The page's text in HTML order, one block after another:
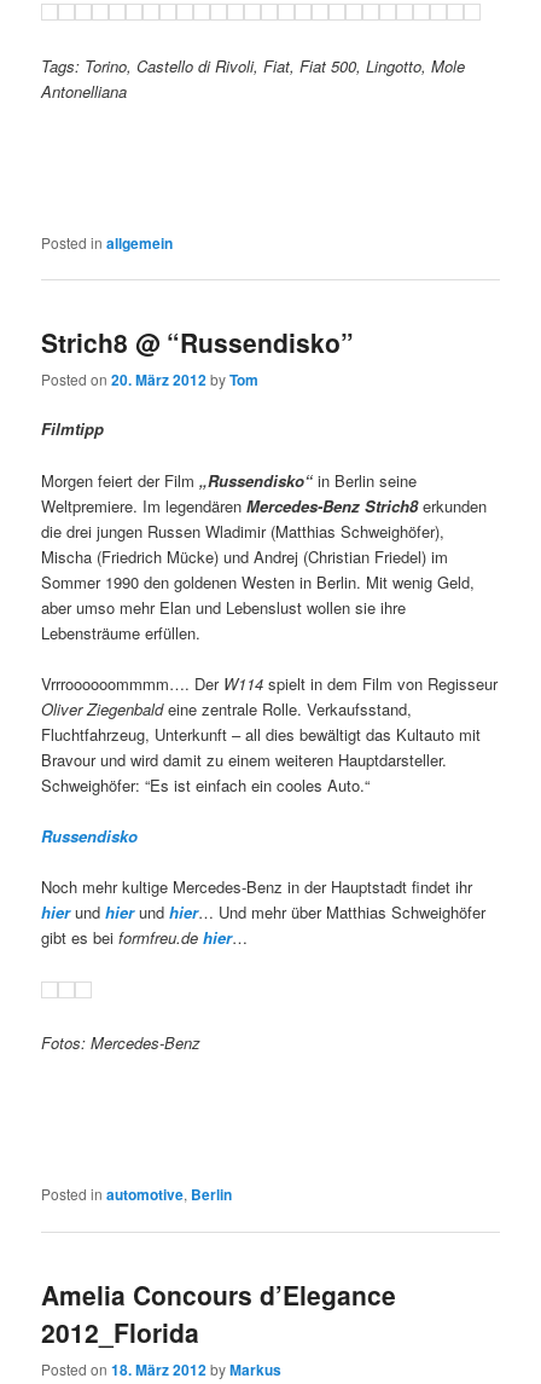
Tags: Torino, Castello di Rivoli, Fiat, Fiat 500, Lingotto, Mole
Antonelliana
Posted in allgemein
Strich8 @ “Russendisko”
Posted on20. März 2012byTom
Filmtipp
Morgen feiert der Film„Russendisko“in Berlin seine
Weltpremiere. Im legendärenMercedes-Benz Strich8erkunden
die drei jungen Russen Wladimir (Matthias Schweighöfer),
Mischa (Friedrich Mücke) und Andrej (Christian Friedel) im
Sommer 1990 den goldenen Westen in Berlin. Mit wenig Geld,
aber umso mehr Elan und Lebenslust wollen sie ihre
Lebensträume erfüllen.
Vrrroooooommmm…. Der W114 spielt in dem Film von Regisseur
Oliver Ziegenbaldeine zentrale Rolle. Verkaufsstand,
Fluchtfahrzeug, Unterkunft – all dies bewältigt das Kultauto mit
Bravour und wird damit zu einem weiteren Hauptdarsteller.
Schweighöfer: “Es ist einfach ein cooles Auto.“
Russendisko
Noch mehr kultige Mercedes-Benz in der Hauptstadt findet ihr
hierundhierundhier… Und mehr über Matthias Schweighöfer
gibt es beiformfreu.dehier…
Fotos: Mercedes-Benz
Posted in automotive, Berlin
Amelia Concours d’Elegance
2012_Florida
Posted on18. März 2012byMarkus